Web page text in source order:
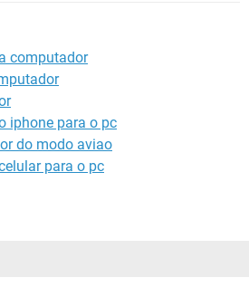
computador
iphone para o pc
do modo aviao
para o pc